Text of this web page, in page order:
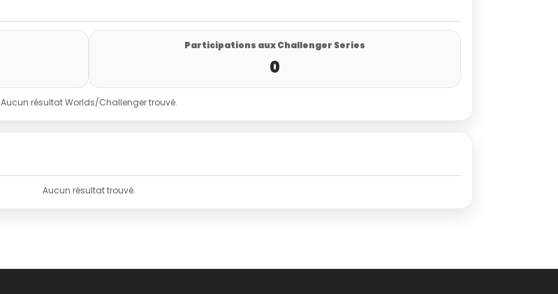
Participations aux Challenger Series
0
Aucun résultat Worlds/Challenger trouvé.
Aucun résultat trouvé.